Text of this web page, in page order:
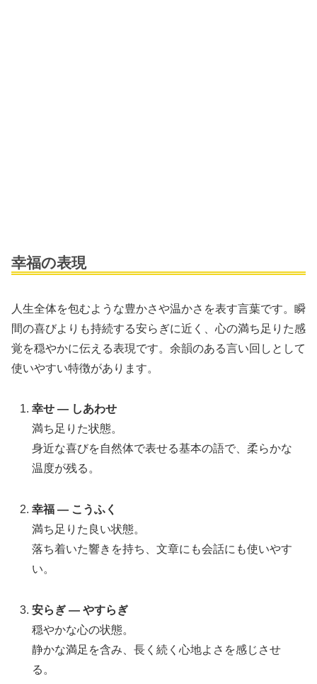
幸福の表現
人生全体を包むような豊かさや温かさを表す言葉です。瞬
間の喜びよりも持続する安らぎに近く、心の満ち足りた感
覚を穏やかに伝える表現です。余韻のある言い回しとして
使いやすい特徴があります。
幸せ — しあわせ
満ち足りた状態。
身近な喜びを自然体で表せる基本の語で、柔らかな
温度が残る。
幸福 — こうふく
満ち足りた良い状態。
落ち着いた響きを持ち、文章にも会話にも使いやす
い。
安らぎ — やすらぎ
穏やかな心の状態。
静かな満足を含み、長く続く心地よさを感じさせ
る。